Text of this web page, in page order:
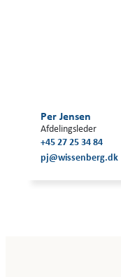
Per Jensen
Afdelingsleder
+45 27 25 34 84
pj@wissenberg.dk